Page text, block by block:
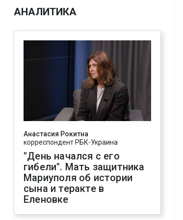
АНАЛИТИКА
Анастасия Рокитна
корреспондент РБК-Украина
"День начался с его
гибели". Мать защитника
Мариуполя об истории
сына и теракте в
Еленовке